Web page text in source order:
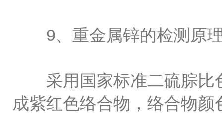
9、重金属锌的检测原理
采用国家标准二硫腙比
成紫红色络合物，络合物